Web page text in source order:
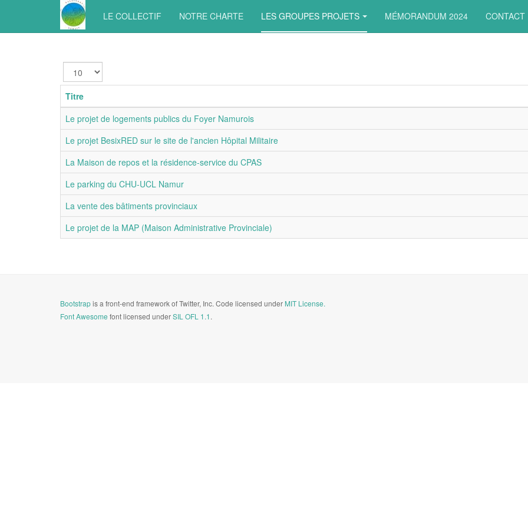
LE COLLECTIF NOTRE CHARTE LES GROUPES PROJETS MÉMORANDUM 2024 CONTACT
Afficher
#
Titre
Le projet de logements publics du Foyer Namurois
Le projet BesixRED sur le site de l'ancien Hôpital Militaire
La Maison de repos et la résidence-service du CPAS
Le parking du CHU-UCL Namur
La vente des bâtiments provinciaux
Le projet de la MAP (Maison Administrative Provinciale)
Bootstrapis a front-end framework of Twitter, Inc. Code licensed under MIT License.
Font Awesome font licensed underSIL OFL 1.1.